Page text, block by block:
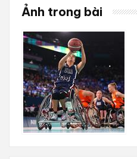
Ảnh trong bài